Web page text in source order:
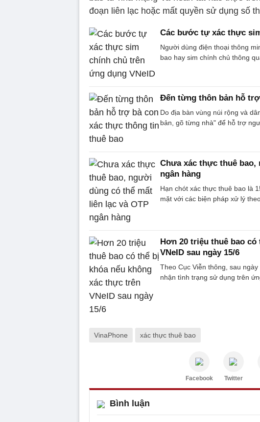
đoạn liên lạc hoặc mất quyền sử dụng số
Các bước tự xác thực
Người dùng điện thoại thông
bao hay sim chính chủ thông
Đến từng thôn bản hỗ
Do địa bàn vùng núi rộng và
bản, gõ từng nhà" để hỗ trợ
Chưa xác thực thuê bao,
ngân hàng
Hạn chót xác thực thuê bao là
mặt với các biện pháp xử lý
Hơn 20 triệu thuê bao
VNeID sau ngày 15/6
Theo Cục Viễn thông, sau
nhận tình trạng sử dụng trên
VinaPhone xác thực thuê bao
Facebook Twitter
Bình luận